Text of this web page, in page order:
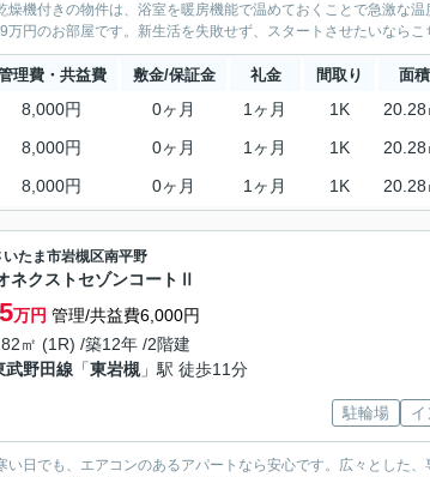
機付きの物件は、浴室を暖房機能で温めておくことで急激な
万円のお部屋です。新生活を失敗せず、スタートさせたいなら
理費・共益費 敷金/保証金 礼金 間取り 面積
8,000円 0ヶ月 1ヶ月 1K 20.28
8,000円 0ヶ月 1ヶ月 1K 20.28
8,000円 0ヶ月 1ヶ月 1K 20.28
いたま市岩槻区南平野
ネクストセゾンコートⅡ
万円 管理/共益費6,000円
㎡ (1R) /築12年 /2階建
武野田線 「東岩槻 」駅 徒歩11分
駐輪場
日でも、エアコンのあるアパートなら安心です。広々とした